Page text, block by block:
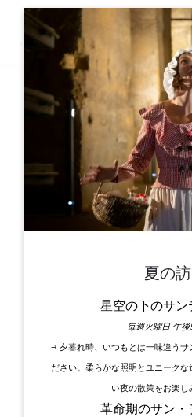
バスケット
ニュースレター
グラン・サン・テ
33330 サン＝
お問い合
夏の
星空の下のサン
毎週火曜日 午
→ 夕暮れ時、いつもとは一味違うサ
ださい。柔らかな照明とユニーク
い夜の散策をお楽し
革命期のサン・